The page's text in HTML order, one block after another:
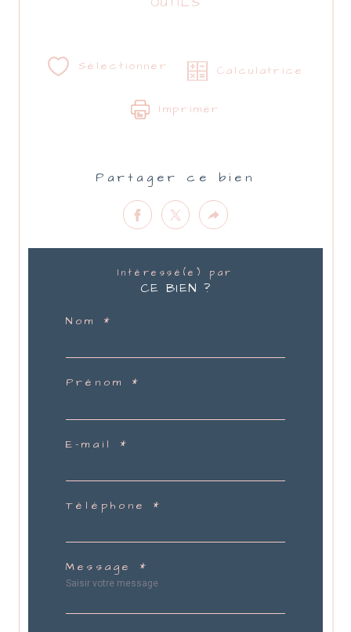
Sélectionner Calculatrice
Imprimer
Partager ce bien
Intéressé(e) par
CE BIEN ?
Nom *
Prénom *
E-mail *
Téléphone *
Message *